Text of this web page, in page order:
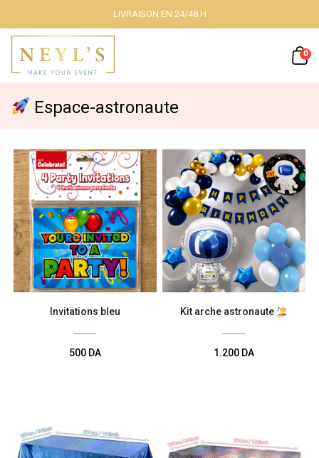
Fermer
Nos packs
Décoration
lumineuse
Décoration à
thème
Décoration de
table
LIVRAISON EN 24/48 H
0
Espace-astronaute
Invitations bleu
500 DA
Kit arche astronaute
1.200 DA